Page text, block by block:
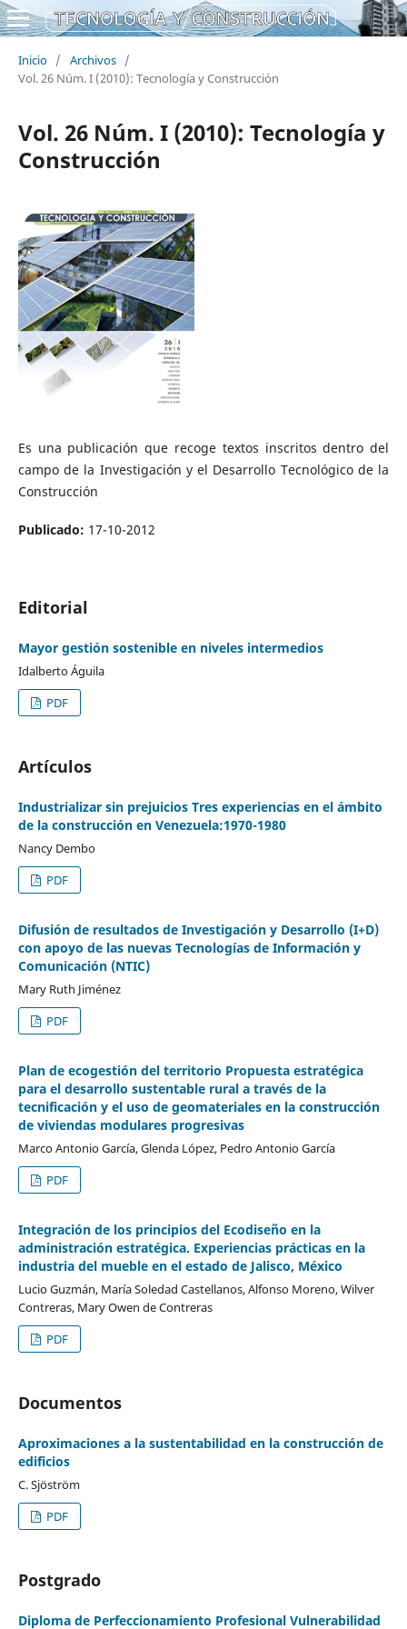
Inicio / Archivos /
Vol. 26 Núm. I (2010): Tecnología y Construcción
Vol. 26 Núm. I (2010): Tecnología y
Construcción
Es una publicación que recoge textos inscritos dentro del
campo de la Investigación y el Desarrollo Tecnológico de la
Construcción
Publicado: 17-10-2012
Editorial
Mayor gestión sostenible en niveles intermedios
Idalberto Águila
PDF
Artículos
Industrializar sin prejuicios Tres experiencias en el ámbito
de la construcción en Venezuela:1970-1980
Nancy Dembo
PDF
Difusión de resultados de Investigación y Desarrollo (I+D)
con apoyo de las nuevas Tecnologías de Información y
Comunicación (NTIC)
Mary Ruth Jiménez
PDF
Plan de ecogestión del territorio Propuesta estratégica
para el desarrollo sustentable rural a través de la
tecnificación y el uso de geomateriales en la construcción
de viviendas modulares progresivas
Marco Antonio García, Glenda López, Pedro Antonio García
PDF
Integración de los principios del Ecodiseño en la
administración estratégica. Experiencias prácticas en la
industria del mueble en el estado de Jalisco, México
Lucio Guzmán, María Soledad Castellanos, Alfonso Moreno, Wilver
Contreras, Mary Owen de Contreras
PDF
Documentos
Aproximaciones a la sustentabilidad en la construcción de
edificios
C. Sjöström
PDF
Postgrado
Diploma de Perfeccionamiento Profesional Vulnerabilidad